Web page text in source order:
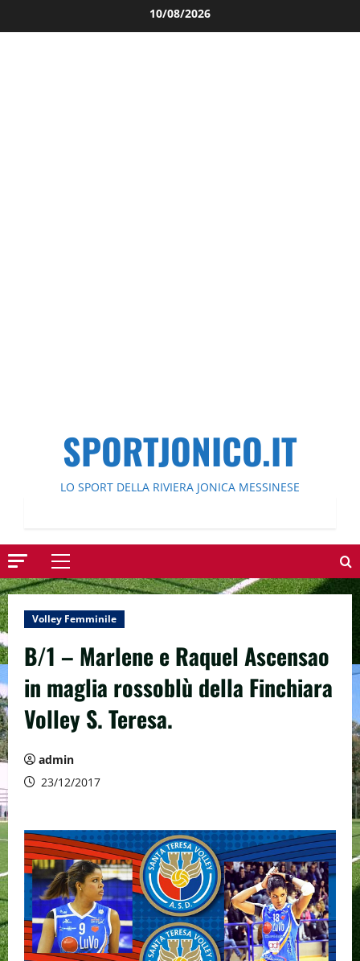
al
10/08/2026
SPORTJONICO.IT
LO SPORT DELLA RIVIERA JONICA MESSINESE
Menu
principale
Volley Femminile
B/1 – Marlene e Raquel Ascensao
in maglia rossoblù della Finchiara
Volley S. Teresa.
admin
23/12/2017